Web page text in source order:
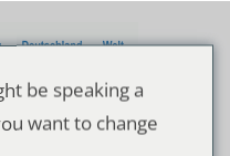
be speaking a
want to change